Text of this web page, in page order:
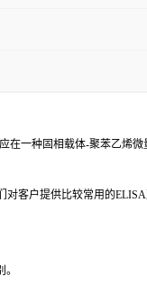
在一种固相载体-聚苯乙烯微
对客户提供比较常用的